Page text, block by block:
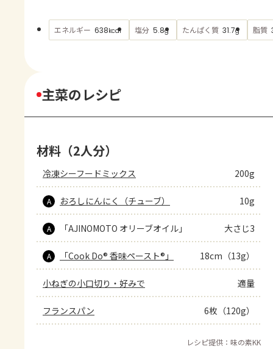
エネルギー 638kcal 塩分 5.8g たんぱく質 31.7g 脂質
主菜のレシピ
材料（2人分）
冷凍シーフードミックス 200g
A おろしにんにく（チューブ） 10g
A 「AJINOMOTO オリーブオイル」 大さじ3
A 「Cook Do® 香味ペースト®」 18cm（13g）
小ねぎの小口切り・好みで 適量
フランスパン 6枚（120g）
レシピ提供：味の素KK